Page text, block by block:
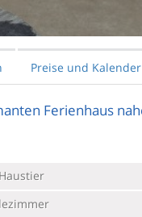
Preise und Kalender
Ferienhaus